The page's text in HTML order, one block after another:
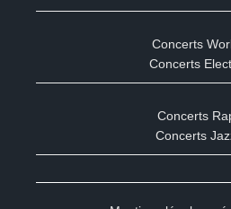
Concerts
Concerts
Concerts
Concerts